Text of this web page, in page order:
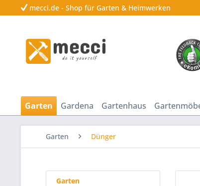
mecci.de - Shop für Garten & Heimwerken
Garten Gardena Gartenhaus
Garten Dünger
Garten